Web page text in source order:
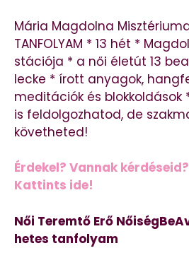
Mária Magdolna Misztériuma
TANFOLYAM * 13 hét *
stációja * a női életút 13
lecke * írott anyagok,
meditációk és
is feldolgozhatod, de
követheted!
Érdekel? Vannak
Kattints ide!
Női Teremtő Erő
hetes tanfolyam